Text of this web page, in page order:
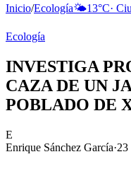
Inicio/Ecología🌤️13°C·
Ecología
INVESTIGA
CAZA DE UN
POBLADO DE
E
Enrique Sánchez García·23